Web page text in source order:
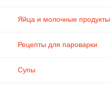
Яйца и молочные продукты
Рецепты для пароварки
Супы